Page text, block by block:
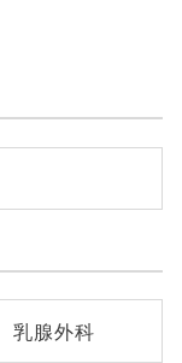
乳腺外科